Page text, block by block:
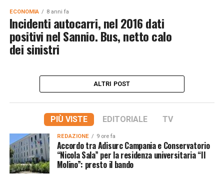
ECONOMIA 8 anni fa
Incidenti autocarri, nel 2016 dati
positivi nel Sannio. Bus, netto calo
dei sinistri
ALTRI POST
PIÙ VISTE EDITORIALE TV
REDAZIONE 9 ore fa
Accordo tra Adisurc Campania e Conservatorio
“Nicola Sala” per la residenza universitaria “Il
Molino”: presto il bando